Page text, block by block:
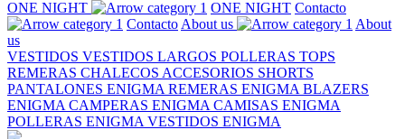
ONE NIGHT
ONE NIGHT Contacto
Contacto About us
About
us
VESTIDOS VESTIDOS LARGOS POLLERAS TOPS
REMERAS CHALECOS ACCESORIOS SHORTS
PANTALONES ENIGMA REMERAS ENIGMA BLAZERS
ENIGMA CAMPERAS ENIGMA CAMISAS ENIGMA
POLLERAS ENIGMA VESTIDOS ENIGMA